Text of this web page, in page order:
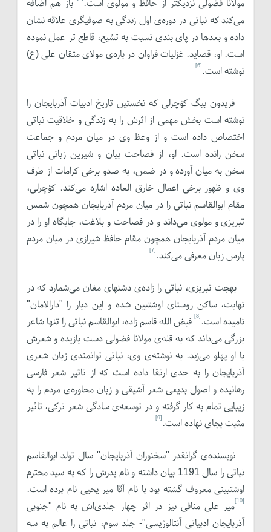
مولانا فضولی نزدیکتر از حافظ و مولوی است.
باز هم اضافه
می‌کند که نباتی در دوره‌ی اول زندگی به صوفیگری علاقه نشان
داده و بعدها در پای بندی نسبت به تشیع، قاطع تر عمل نموده
است. او، قصاید. غزلیات فراوان در باره‌ی مولای متقان علی (ع)
نوشته است. [6]
فریدون بیگ کؤچرلی که نخستین تاریخ ادبیات آذربایجان را
نوشته است بخش مهمی از اثرش را به زندگی و خلاقیت نباتی
اختصاص داده است و از وعظ وی در میان مردم و جماعت
سخن رانده است. او، از فصاحت بیان و شیرین زبانی نباتی
سخن به میان آورده و در ضمن، به صدو برخی کرامات از طرف
وی و ظهور برخی اعمال خارق العاده اشاره می‌کند. کؤچرلی،
مقام ابوالقاسم نباتی را در میان مردم آذربایجان همچون شمس
تبریزی و مولوی می‌داند و در فصاحت و بلاغت، جایگاه او را در
میان مردم آذربایجان همچون مقام حافظ شیرازی در میان مردم
پارس زبان معرفی می‌کند. [7]
بهجت تبریزی، نباتی را زاده‌ی دشتهای مغان می‌شمارد که در
نهایت، ساکن روستای اوشتبین شده و این دیار را "دارالامان"
نامیده است. [8]
فیض الله قاسم زاده، ابوالقاسم نباتی را تنها شاعر
بزرگی می‌داند که به قله‌ی مولانا فضولی دست یازیده و شعرش
با او پهلو می‌زند. به نوشته‌ی وی، نباتی توانمندی زبان شعری
آذربایجان را به حدی ارتقا داده است که از تاثیر شعر فارسی
رهانیده و اصول بدیعی شعر آشیقی و زبان محاوره‌ی مردم را به
زیبایی تمام به کار گرفته و در توسعه‌ی سادگی شعر ترکی، تاثیر
مثبت بجای نهاده است. [9]
نویسنده‌ی گرانقدر "سخنوران آذربایجان" سال تولد ابوالقاسم
نباتی را سال 1191 بیان داشته و نام پدرش را که به سید محترم
اوشتبینی معروف گشته بود با نام آقا میر یحیی نام برده است.
[10]
میر علی منافی نیز در اثر چهار جلدی‌اش به نام "جنوبی
آذربایجان ادبیاتی آنتالوژیسی"- جلد سوم، نباتی را عالم به سه